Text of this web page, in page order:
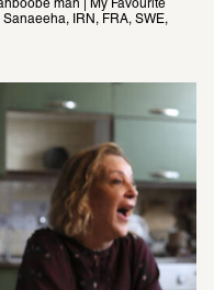
man | My Favourite
IRN, FRA, SWE,